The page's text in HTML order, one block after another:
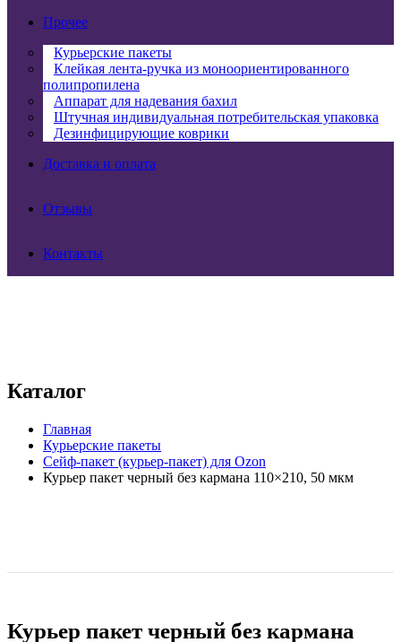
Прочее
Курьерские пакеты
Клейкая лента-ручка из моноориентированного
полипропилена
Аппарат для надевания бахил
Штучная индивидуальная потребительская упаковка
Дезинфицирующие коврики
Доставка и оплата
Отзывы
Контакты
Каталог
Главная
Курьерские пакеты
Сейф-пакет (курьер-пакет) для Ozon
Курьер пакет черный без кармана 110×210, 50 мкм
Курьер пакет черный без кармана